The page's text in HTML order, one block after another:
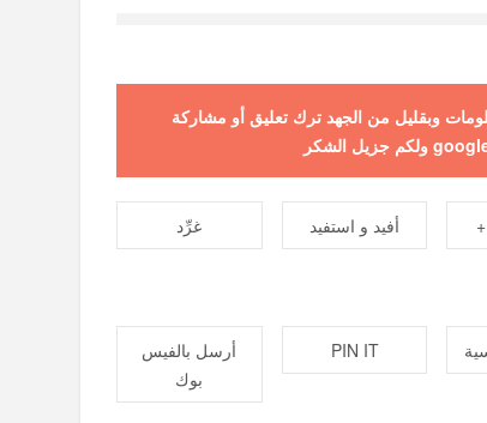
وبقليل من الجهد ترك تعليق أو مشاركة
غرِّد أفيد و استفيد
أرسل بالفيس
بوك
PIN IT